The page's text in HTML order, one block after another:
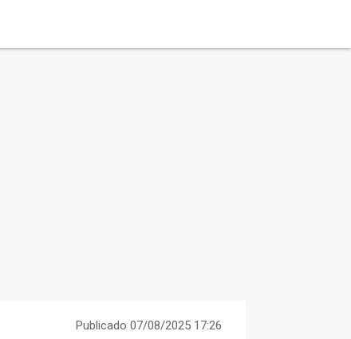
Publicado 07/08/2025 17:26